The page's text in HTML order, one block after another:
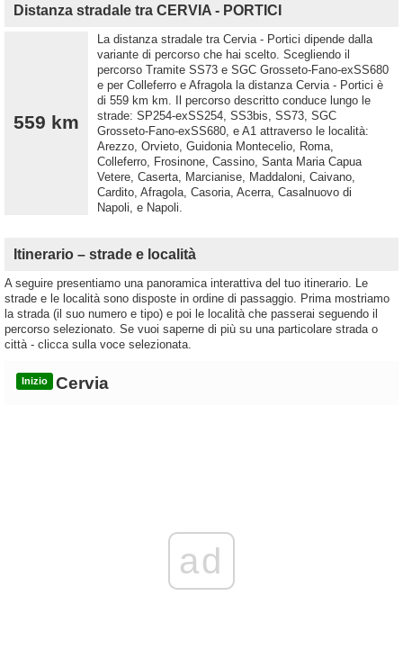
Distanza stradale tra CERVIA - PORTICI
559 km
La distanza stradale tra Cervia - Portici dipende dalla
variante di percorso che hai scelto. Scegliendo il
percorso Tramite SS73 e SGC Grosseto-Fano-exSS680
e per Colleferro e Afragola la distanza Cervia - Portici è
di 559 km km. Il percorso descritto conduce lungo le
strade: SP254-exSS254, SS3bis, SS73, SGC
Grosseto-Fano-exSS680, e A1 attraverso le località:
Arezzo, Orvieto, Guidonia Montecelio, Roma,
Colleferro, Frosinone, Cassino, Santa Maria Capua
Vetere, Caserta, Marcianise, Maddaloni, Caivano,
Cardito, Afragola, Casoria, Acerra, Casalnuovo di
Napoli, e Napoli.
Itinerario – strade e località
A seguire presentiamo una panoramica interattiva del tuo itinerario. Le
strade e le località sono disposte in ordine di passaggio. Prima mostriamo
la strada (il suo numero e tipo) e poi le località che passerai seguendo il
percorso selezionato. Se vuoi saperne di più su una particolare strada o
città - clicca sulla voce selezionata.
Inizio Cervia
ad